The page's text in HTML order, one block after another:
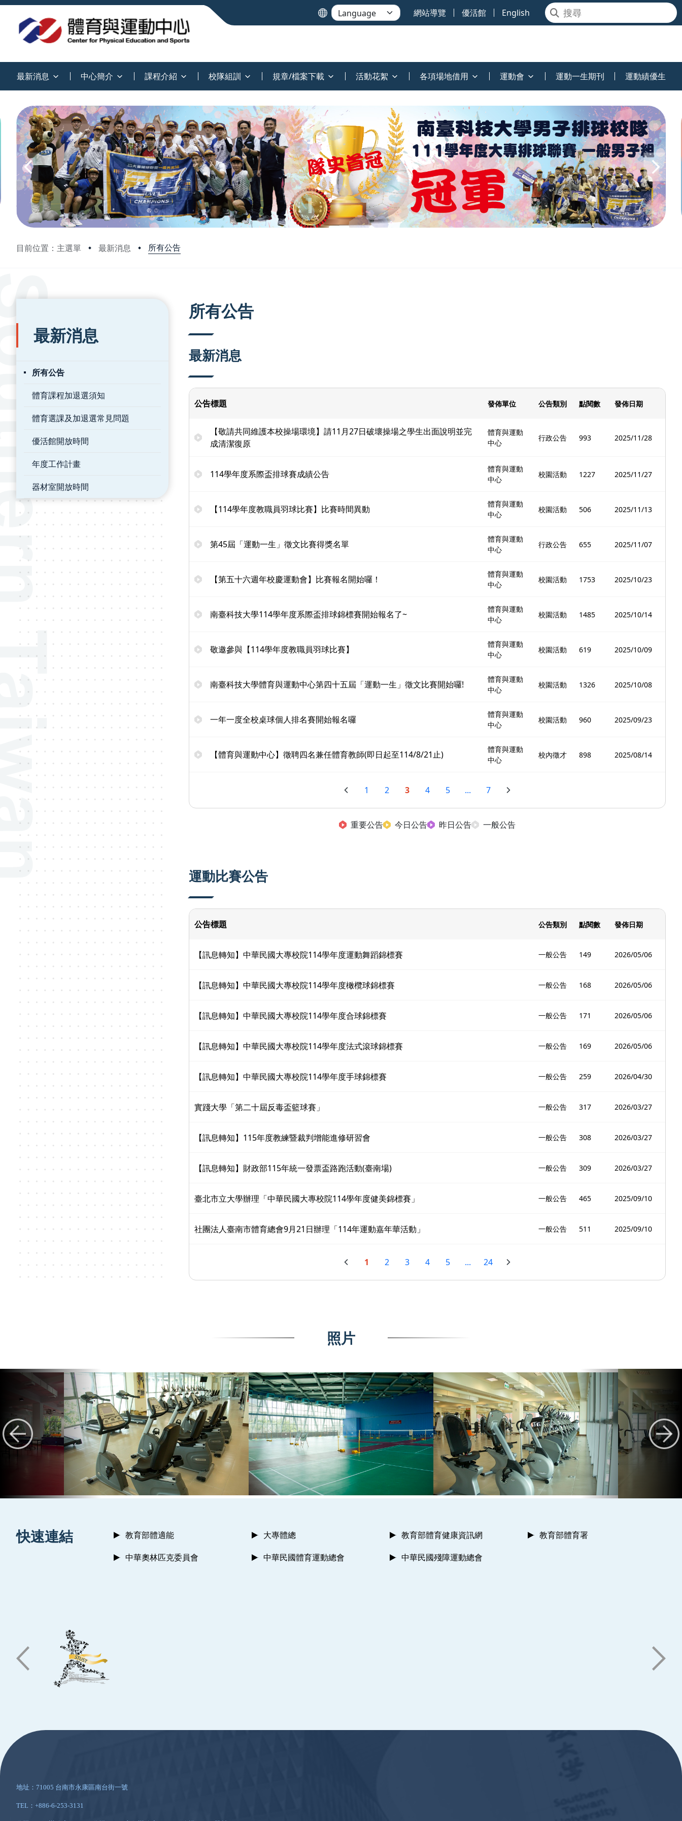
網站導覽 優活館 English
最新消息 中心簡介 課程介紹 校隊組訓 規章/檔案下載 活動花絮 各項場地借用 運動會 運動一生期刊 運動績優生
目前位置：主選單 最新消息 所有公告
:::
最新消息
所有公告
體育課程加退選須知
體育選課及加退選常見問題
優活館開放時間
年度工作計畫
器材室開放時間
所有公告
最新消息
公告標題 發佈單位 公告類別 點閱數 發佈日期
【敬請共同維護本校操場環境】請11月27日破壞操場之學生出面說明並完
成清潔復原
體育與運動
中心
行政公告 993 2025/11/28
114學年度系際盃排球賽成績公告
體育與運動
中心
校園活動 1227 2025/11/27
【114學年度教職員羽球比賽】比賽時間異動
體育與運動
中心
校園活動 506 2025/11/13
第45屆「運動一生」徵文比賽得獎名單
體育與運動
中心
行政公告 655 2025/11/07
【第五十六週年校慶運動會】比賽報名開始囉！
體育與運動
中心
校園活動 1753 2025/10/23
南臺科技大學114學年度系際盃排球錦標賽開始報名了~
體育與運動
中心
校園活動 1485 2025/10/14
敬邀參與【114學年度教職員羽球比賽】
體育與運動
中心
校園活動 619 2025/10/09
南臺科技大學體育與運動中心第四十五屆「運動一生」徵文比賽開始囉!
體育與運動
中心
校園活動 1326 2025/10/08
一年一度全校桌球個人排名賽開始報名囉
體育與運動
中心
校園活動 960 2025/09/23
【體育與運動中心】徵聘四名兼任體育教師(即日起至114/8/21止)
體育與運動
中心
校內徵才 898 2025/08/14
1 2 3 4 5 ... 7
重要公告 今日公告 昨日公告 一般公告
運動比賽公告
公告標題 公告類別 點閱數 發佈日期
【訊息轉知】中華民國大專校院114學年度運動舞蹈錦標賽 一般公告 149 2026/05/06
【訊息轉知】中華民國大專校院114學年度橄欖球錦標賽 一般公告 168 2026/05/06
【訊息轉知】中華民國大專校院114學年度合球錦標賽 一般公告 171 2026/05/06
【訊息轉知】中華民國大專校院114學年度法式滾球錦標賽 一般公告 169 2026/05/06
【訊息轉知】中華民國大專校院114學年度手球錦標賽 一般公告 259 2026/04/30
實踐大學「第二十屆反毒盃籃球賽」 一般公告 317 2026/03/27
【訊息轉知】115年度教練暨裁判增能進修研習會 一般公告 308 2026/03/27
【訊息轉知】財政部115年統一發票盃路跑活動(臺南場) 一般公告 309 2026/03/27
臺北市立大學辦理「中華民國大專校院114學年度健美錦標賽」 一般公告 465 2025/09/10
社團法人臺南市體育總會9月21日辦理「114年運動嘉年華活動」 一般公告 511 2025/09/10
1 2 3 4 5 ... 24
照片
快速連結 教育部體適能 大專體總 教育部體育健康資訊網
教育部體育署
中華奧林匹克委員會
中華民國體育運動總會 中華民國殘障運動總會
地址：71005 台南市永康區南台街一號
TEL：+886-6-253-3131